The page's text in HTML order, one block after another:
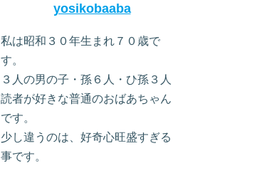
yosikobaaba
私は昭和３０年生まれ７０歳で
す。
３人の男の子・孫６人・ひ孫３人
読者が好きな普通のおばあちゃん
です。
少し違うのは、好奇心旺盛すぎる
事です。